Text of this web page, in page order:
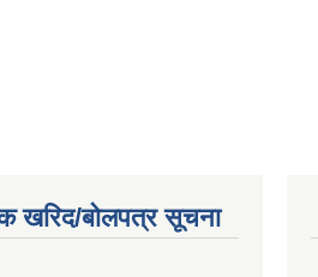
खरिद/बोलपत्र सूचना